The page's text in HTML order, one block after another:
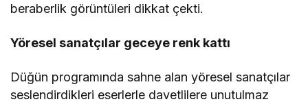
beraberlik görüntüleri dikkat çekti.
Yöresel sanatçılar geceye renk kattı
Düğün programında sahne alan yöresel sanatçılar
seslendirdikleri eserlerle davetlilere unutulmaz